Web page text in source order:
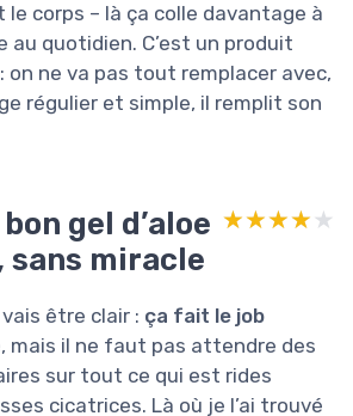
corps – là ça colle davantage à
au quotidien. C’est un produit
on ne va pas tout remplacer avec,
régulier et simple, il remplit son
gel d’aloe
sans miracle
★★★★★
★★★★★
être clair : ça fait le job
mais il ne faut pas attendre des
sur tout ce qui est rides
cicatrices. Là où je l’ai trouvé